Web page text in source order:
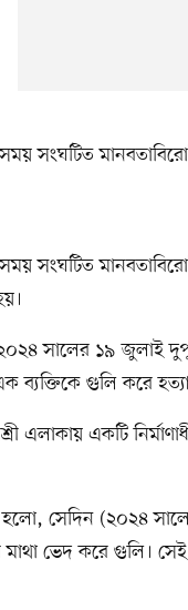
সংঘটিত
সংঘটিত
সালের ১৯ জুলাই
ব্যক্তিকে গুলি করে
এলাকায় একটি
সেদিন (২০২৪
ভেদ করে গুলি।